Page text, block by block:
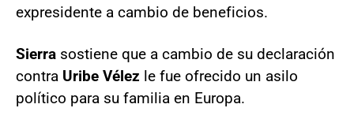
expresidente a cambio de beneficios.
Sierra sostiene que a cambio de su declaración
contra Uribe Vélez le fue ofrecido un asilo
político para su familia en Europa.